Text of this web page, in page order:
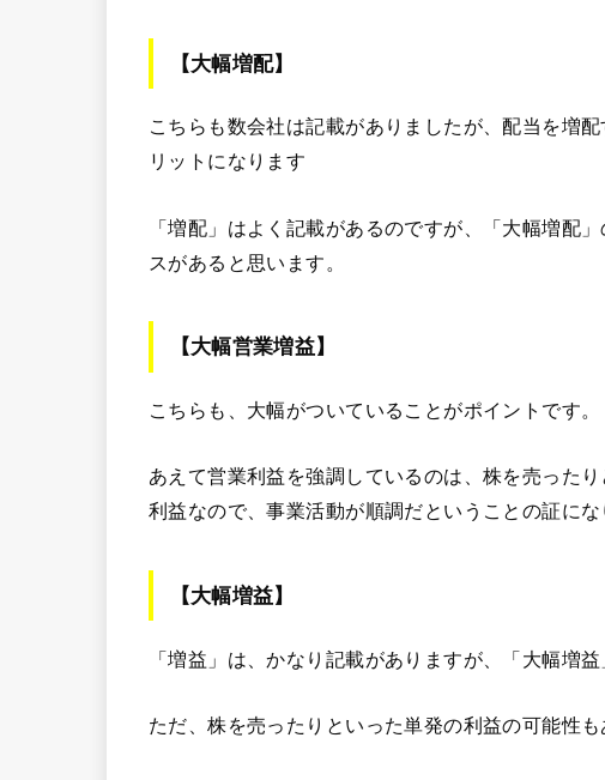
【大幅増配】
こちらも数会社は記載がありましたが、配当を増
リットになります
「増配」はよく記載があるのですが、「大幅増配
スがあると思います。
【大幅営業増益】
こちらも、大幅がついていることがポイントです。
あえて営業利益を強調しているのは、株を売った
利益なので、事業活動が順調だということの証にな
【大幅増益】
「増益」は、かなり記載がありますが、「大幅増
ただ、株を売ったりといった単発の利益の可能性